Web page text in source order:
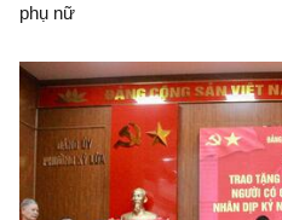
phụ nữ